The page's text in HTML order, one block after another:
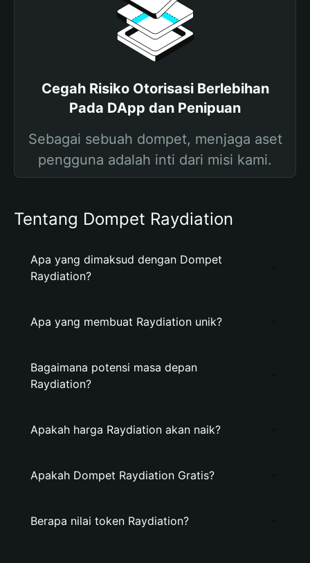
Cegah Risiko Otorisasi Berlebihan
Pada DApp dan Penipuan
Sebagai sebuah dompet, menjaga aset
pengguna adalah inti dari misi kami.
Tentang Dompet Raydiation
Apa yang dimaksud dengan Dompet
Raydiation?
Apa yang membuat Raydiation unik?
Bagaimana potensi masa depan
Raydiation?
Apakah harga Raydiation akan naik?
Apakah Dompet Raydiation Gratis?
Berapa nilai token Raydiation?